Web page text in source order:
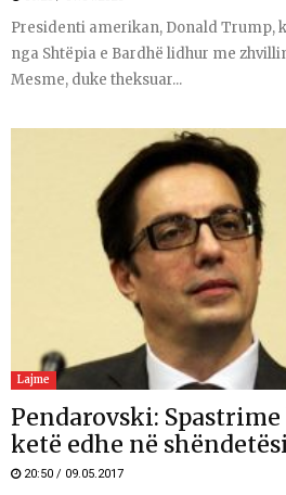
Presidenti amerikan, Donald Trump,
nga Shtëpia e Bardhë lidhur me
Mesme, duke theksuar...
Lajme
Pendarovski:
ketë edhe në
20:50 / 09.05.2017